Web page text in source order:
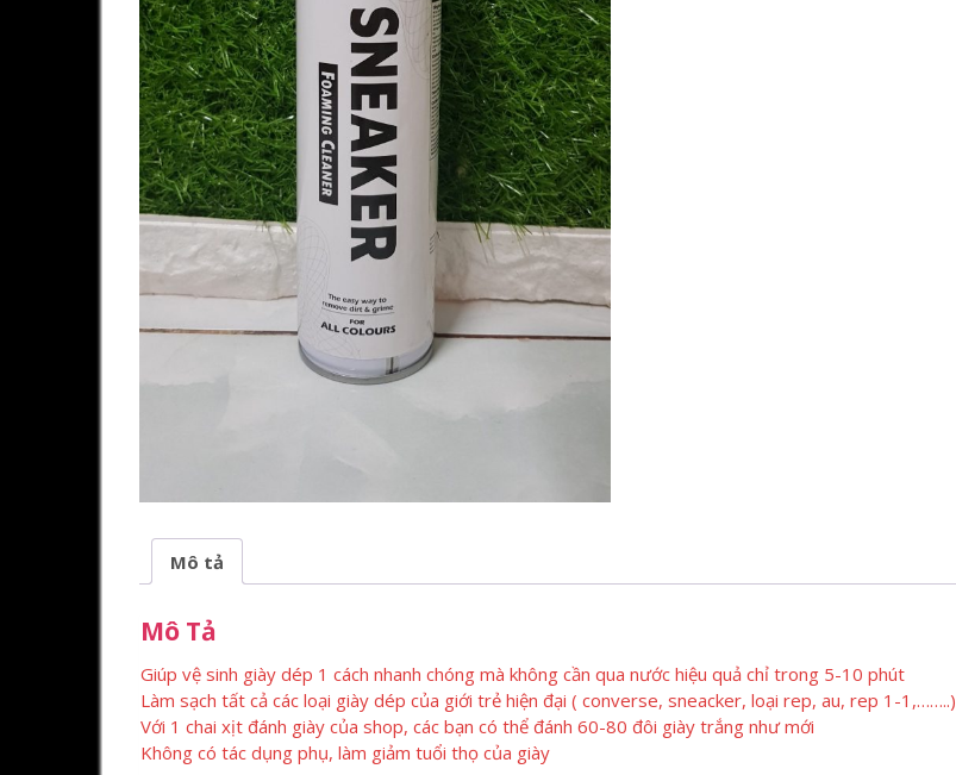
Mô tả
Mô Tả
Giúp vệ sinh giày dép 1 cách nhanh chóng mà không cần qua nước hiệu quả chỉ trong 5-10 phút
Làm sạch tất cả các loại giày dép của giới trẻ hiện đại ( converse, sneacker, loại rep, au, rep 1-1,……..)
Với 1 chai xịt đánh giày của shop, các bạn có thể đánh 60-80 đôi giày trắng như mới
Không có tác dụng phụ, làm giảm tuổi thọ của giày